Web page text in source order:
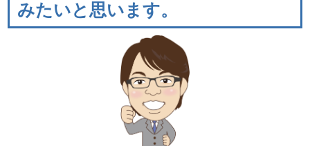
みたいと思います。